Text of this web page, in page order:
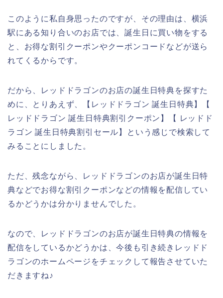
このように私自身思ったのですが、その理由は、横浜
駅にある知り合いのお店では、誕生日に買い物をする
と、お得な割引クーポンやクーポンコードなどが送ら
れてくるからです。
だから、レッドドラゴンのお店の誕生日特典を探すた
めに、とりあえず、【レッドドラゴン 誕生日特典】【
レッドドラゴン 誕生日特典割引クーポン】【 レッドド
ラゴン 誕生日特典割引セール】という感じで検索して
みることにしました。
ただ、残念ながら、レッドドラゴンのお店が誕生日特
典などでお得な割引クーポンなどの情報を配信してい
るかどうかは分かりませんでした。
なので、レッドドラゴンのお店が誕生日特典の情報を
配信をしているかどうかは、今後も引き続きレッドド
ラゴンのホームページをチェックして報告させていた
だきますね♪